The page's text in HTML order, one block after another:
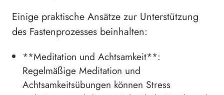
Einige praktische Ansätze zur Unterstützung
des Fastenprozesses beinhalten:
**Meditation und Achtsamkeit**:
Regelmäßige Meditation und
Achtsamkeitsübungen können Stress